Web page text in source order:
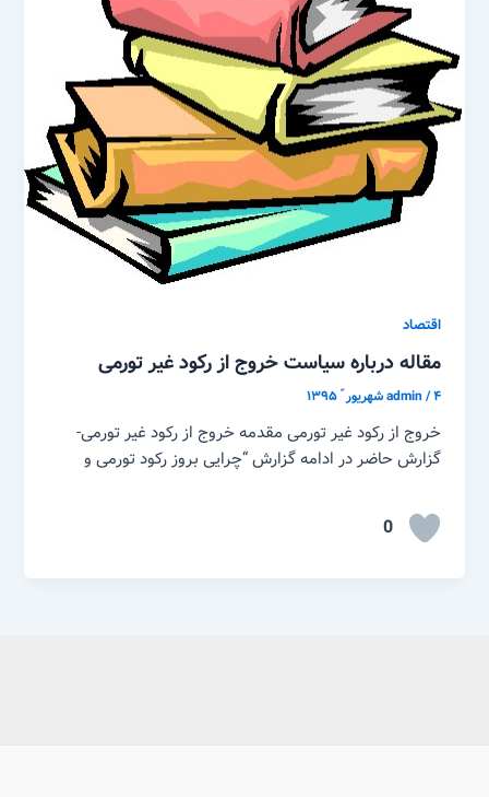
اقتصاد
مقاله درباره سیاست خروج از رکود غیر تورمی
admin/۴ شهریور ّ ۱۳۹۵
خروج از رکود غیر تورمی مقدمه خروج از رکود غیر تورمی-
گزارش حاضر در ادامه گزارش “چرایی بروز رکود تورمی و
0